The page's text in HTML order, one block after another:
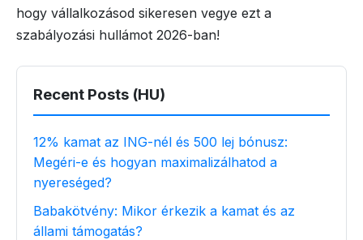
hogy vállalkozásod sikeresen vegye ezt a
szabályozási hullámot 2026-ban!
Recent Posts (HU)
12% kamat az ING-nél és 500 lej bónusz:
Megéri-e és hogyan maximalizálhatod a
nyereséged?
Babakötvény: Mikor érkezik a kamat és az
állami támogatás?